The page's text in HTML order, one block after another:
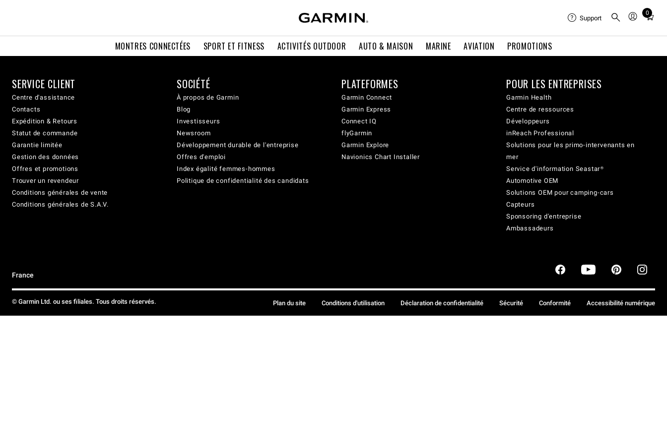
MONTRES CONNECTÉES SPORT ET FITNESS ACTIVITÉS OUTDOOR AUTO & MAISON MARINE AVIATION PROMOTIONS
Support
0
Total
in
SERVICE CLIENT
Centre d'assistance
Contacts
Expédition & Retours
Statut de commande
Garantie limitée
Gestion des données
Offres et promotions
Trouver un revendeur
Conditions générales de vente
Conditions générales de S.A.V.
SOCIÉTÉ
À propos de Garmin
Blog
Investisseurs
Newsroom
Développement durable de l'entreprise
Offres d'emploi
Index égalité femmes-hommes
Politique de confidentialité des candidats
PLATEFORMES
Garmin Connect
Garmin Express
Connect IQ
flyGarmin
Garmin Explore
Navionics Chart Installer
POUR LES ENTREPRISES
Garmin Health
Centre de ressources
Développeurs
inReach Professional
Solutions pour les primo-intervenants en
mer
Service d'information Seastar®
Automotive OEM
Solutions OEM pour camping-cars
Capteurs
Sponsoring d'entreprise
Ambassadeurs
France
© Garmin Ltd. ou ses filiales. Tous droits réservés. Plan du site Conditions d'utilisation Déclaration de confidentialité Sécurité Conformité Accessibilité numérique